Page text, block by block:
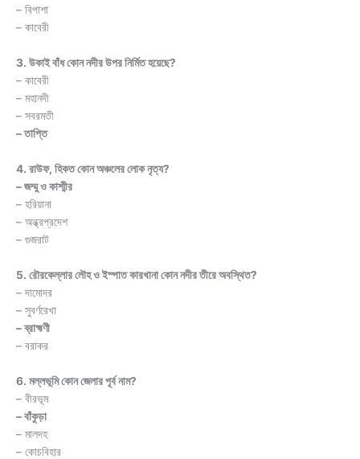
– বিপাশা
– কাবেরী
3. উকাই বাঁধ কোন নদীর উপর নির্মিত হয়েছে?
– কাবেরী
– মহানদী
– সবরমতী
– তাপ্তি
4. রাউফ, হিকত কোন অঞ্চলের লোক নৃত্য?
– জম্মু ও কাশ্মীর
– হরিয়ানা
– অন্ধ্রপ্রদেশ
– গুজরাট
5. রৌরকেল্লার লৌহ ও ইস্পাত কারখানা কোন নদীর তীরে অবস্থিত?
– দামোদর
– সুবর্ণরেখা
– ব্রাহ্মণী
– বরাকর
6. মল্লভূমি কোন জেলার পূর্ব নাম?
– বীরভূম
– বাঁকুড়া
– মালদহ
– কোচবিহার